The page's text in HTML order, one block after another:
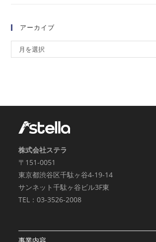
アーカイブ
月を選択
株式会社ステラ
〒151-0051
東京都渋谷区千駄ヶ谷4-19-14
サンネット千駄ヶ谷ビル3F東
TEL：03-3526-2008